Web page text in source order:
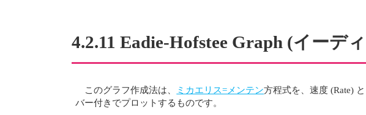
4.2.11 Eadie-Hofstee Graph (イーデ
このグラフ作成法は、 ミカエリス=メンテン方程式を、速度 (Rate)
バー付きでプロットするものです。